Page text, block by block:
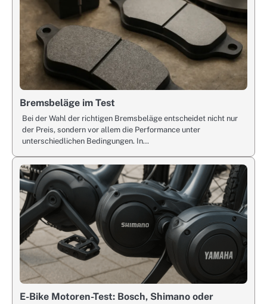
Bremsbeläge im Test
Bei der Wahl der richtigen Bremsbeläge entscheidet nicht nur
der Preis, sondern vor allem die Performance unter
unterschiedlichen Bedingungen. In…
E-Bike Motoren-Test: Bosch, Shimano oder